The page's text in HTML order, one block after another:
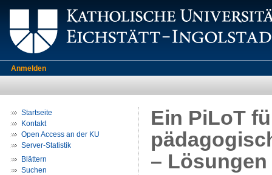
Anmelden
Startseite
Kontakt
Open Access an der KU
Server-Statistik
Blättern
Suchen
Ein PiLoT
–